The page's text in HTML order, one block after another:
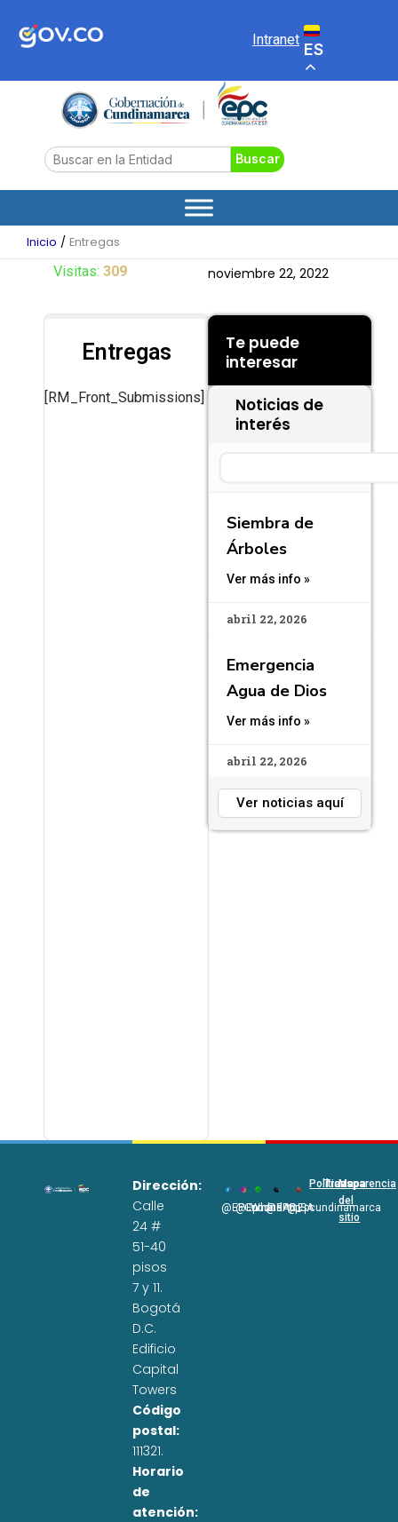
Intranet
ES
Search Buscar
Inicio Entregas
noviembre 22, 2022
Te puede
interesar
Noticias de
interés
Siembra de
Árboles
Ver más info »
abril 22, 2026
Emergencia
Agua de Dios
Ver más info »
abril 22, 2026
Ver noticias aquí
Visitas: 309
Entregas
[RM_Front_Submissions]
Dirección:
Calle
24 #
51-40
pisos
7 y 11.
Bogotá
D.C.
Edificio
Capital
Towers
Código
postal:
111321.
Horario
de
atención:
@EPCundi
@Epcundi
WhatsApp
@EPC_SA
@Epcundinamarca
Políticas
Transparencia
Mapa
del
sitio